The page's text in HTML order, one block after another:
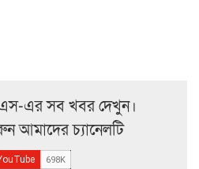
এর সব খবর দেখুন।
আমাদের চ্যানেলটি